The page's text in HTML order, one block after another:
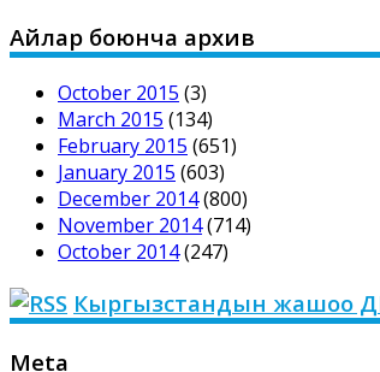
Айлар боюнча архив
October 2015 (3)
March 2015 (134)
February 2015 (651)
January 2015 (603)
December 2014(800)
November 2014(714)
October 2014(247)
Кыргызстандын жашоо
Meta